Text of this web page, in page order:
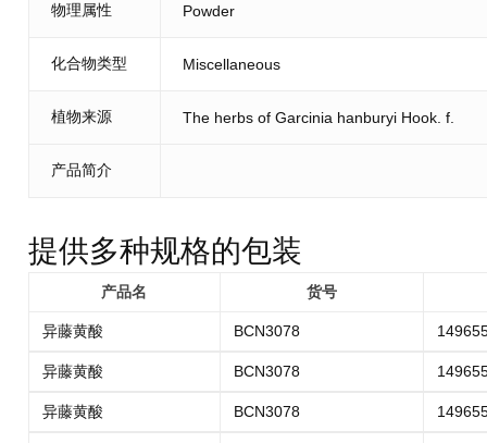
物理属性 Powder
化合物类型 Miscellaneous
植物来源 The herbs of Garcinia hanburyi Hook. f.
产品简介
提供多种规格的包装
产品名 货号
异藤黄酸 BCN3078
异藤黄酸 BCN3078
异藤黄酸 BCN3078